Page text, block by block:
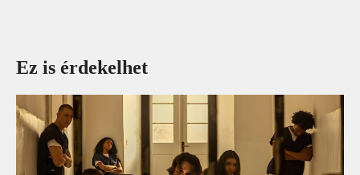
Ez is érdekelhet